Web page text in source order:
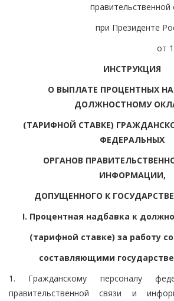
при Президенте
от
ИНСТРУКЦИЯ
О ВЫПЛАТЕ ПРОЦЕНТНЫХ
ДОЛЖНОСТНОМУ
(ТАРИФНОЙ СТАВКЕ)
ФЕДЕРАЛЬНЫХ
ОРГАНОВ
ИНФОРМАЦИИ,
ДОПУЩЕННОГО К
I. Процентная надбавка к
(тарифной ставке) за работу
составляющими
1. Гражданскому персоналу
правительственной связи и